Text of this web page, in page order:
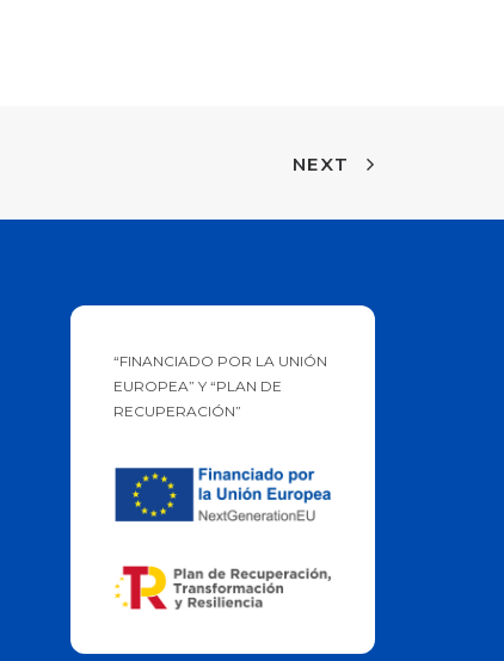
NEXT
“FINANCIADO POR LA UNIÓN
EUROPEA” Y “PLAN DE
RECUPERACIÓN”